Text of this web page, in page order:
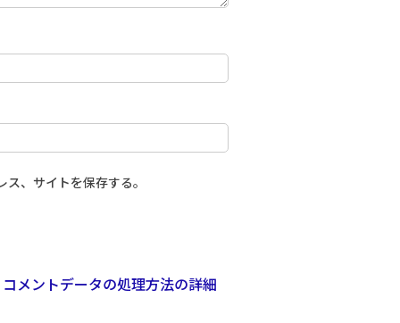
、サイトを保存する。
コメントデータの処理方法の詳細